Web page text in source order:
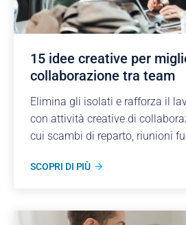
15 idee creative per
collaborazione tra team
Elimina gli isolati e rafforza il
con attività creative di
cui scambi di reparto, riunioni
SCOPRI DI PIÙ